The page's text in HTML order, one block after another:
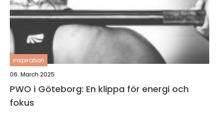
inspiration
06. March 2025
PWO i Göteborg: En klippa för energi och
fokus